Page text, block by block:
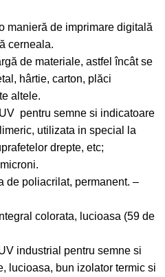
manieră de imprimare digitală
cerneala.
și multe altele.
pentru decorarea suprafetelor drepte, etc;
poliacrilat, permanent. –
colorata, lucioasa (59 de
lucioasa, bun izolator termic si